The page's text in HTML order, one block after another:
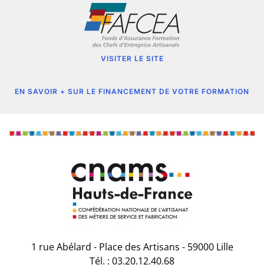
VISITER LE SITE
EN SAVOIR + SUR LE FINANCEMENT DE VOTRE FORMATION
1 rue Abélard - Place des Artisans - 59000 Lille
Tél. : 03.20.12.40.68